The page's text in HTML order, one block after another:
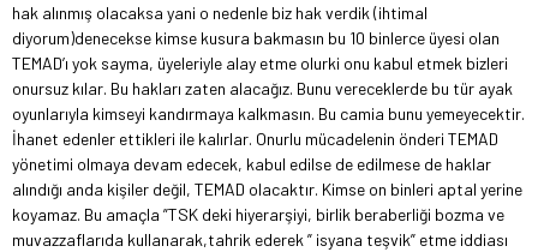
hak alınmış olacaksa yani o nedenle biz hak verdik (ihtimal
diyorum)denecekse kimse kusura bakmasın bu 10 binlerce üyesi olan
TEMAD’ı yok sayma, üyeleriyle alay etme olurki onu kabul etmek bizleri
onursuz kılar. Bu hakları zaten alacağız. Bunu vereceklerde bu tür ayak
oyunlarıyla kimseyi kandırmaya kalkmasın. Bu camia bunu yemeyecektir.
İhanet edenler ettikleri ile kalırlar. Onurlu mücadelenin önderi TEMAD
yönetimi olmaya devam edecek, kabul edilse de edilmese de haklar
alındığı anda kişiler değil, TEMAD olacaktır. Kimse on binleri aptal yerine
koyamaz. Bu amaçla ”TSK deki hiyerarşiyi, birlik beraberliği bozma ve
muvazzaflarıda kullanarak,tahrik ederek ” isyana teşvik” etme iddiası